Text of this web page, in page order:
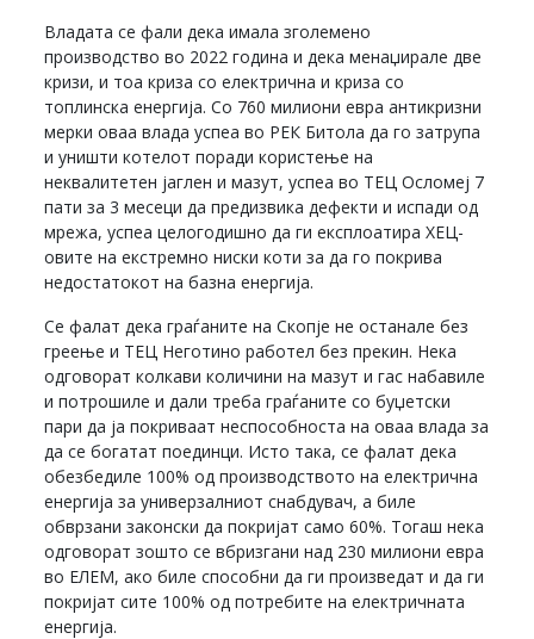
Владата се фали дека имала зголемено
производство во 2022 година и дека менаџирале две
кризи, и тоа криза со електрична и криза со
топлинска енергија. Со 760 милиони евра антикризни
мерки оваа влада успеа во РЕК Битола да го затрупа
и уништи котелот поради користење на
неквалитетен јаглен и мазут, успеа во ТЕЦ Осломеј 7
пати за 3 месеци да предизвика дефекти и испади од
мрежа, успеа целогодишно да ги експлоатира ХЕЦ-
овите на екстремно ниски коти за да го покрива
недостатокот на базна енергија.
Се фалат дека граѓаните на Скопје не останале без
греење и ТЕЦ Неготино работел без прекин. Нека
одговорат колкави количини на мазут и гас набавиле
и потрошиле и дали треба граѓаните со буџетски
пари да ја покриваат неспособноста на оваа влада за
да се богатат поединци. Исто така, се фалат дека
обезбедиле 100% од производството на електрична
енергија за универзалниот снабдувач, а биле
обврзани законски да покријат само 60%. Тогаш нека
одговорат зошто се вбризгани над 230 милиони евра
во ЕЛЕМ, ако биле способни да ги произведат и да ги
покријат сите 100% од потребите на електричната
енергија.